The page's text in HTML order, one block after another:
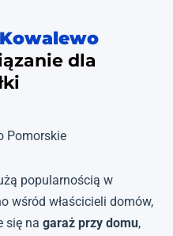
Kowalewo
dla
popularnością w
wśród właścicieli domów,
się na garaż przy domu,